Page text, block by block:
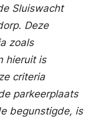
Sluiswacht
Deze
zoals
hieruit is
criteria
parkeerplaats
begunstigde, is